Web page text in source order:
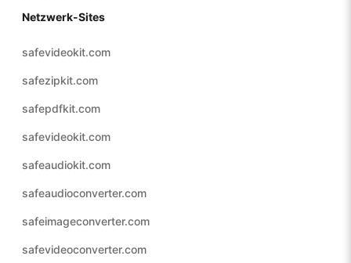
Netzwerk-Sites
safevideokit.com
safezipkit.com
safepdfkit.com
safevideokit.com
safeaudiokit.com
safeaudioconverter.com
safeimageconverter.com
safevideoconverter.com